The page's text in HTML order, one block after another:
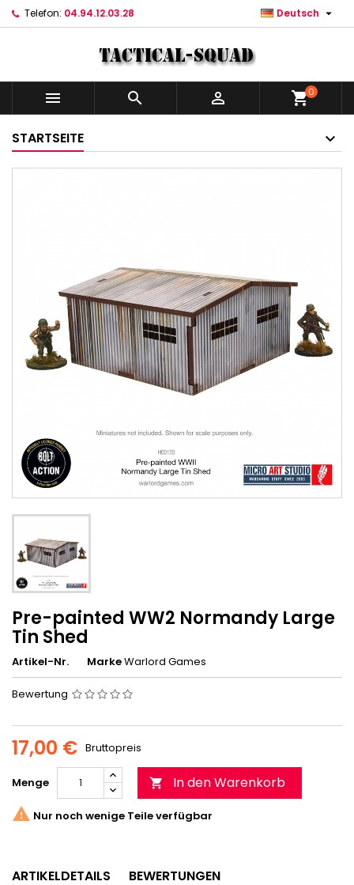
Telefon: 04.94.12.03.28 Deutsch 
   shopping_cart0
STARTSEITE
Pre-painted WW2 Normandy Large
Tin Shed
Artikel-Nr. MarkeWarlord Games
Bewertung
17,00 € Bruttopreis
Menge  In den Warenkorb
 Nur noch wenige Teile verfügbar
ARTIKELDETAILS BEWERTUNGEN